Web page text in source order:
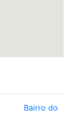
Bairro do